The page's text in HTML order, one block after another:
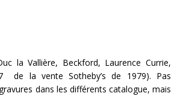
la Vallière, Beckford, Laurence Currie,
de la vente Sotheby’s de 1979). Pas
dans les différents catalogue, mais